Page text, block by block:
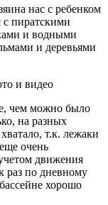
нас с ребенком
пиратскими
и водными
и деревьями
чем можно было
на разных
т.к. лежаки
очень
движения
раз по дневному
хорошо